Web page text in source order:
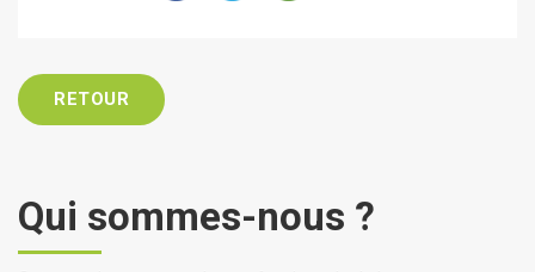
RETOUR
Qui sommes-nous ?